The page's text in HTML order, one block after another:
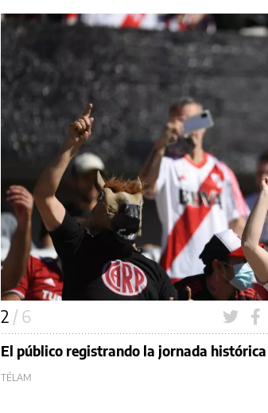
2 / 6
El público registrando la jornada histórica
TÉLAM